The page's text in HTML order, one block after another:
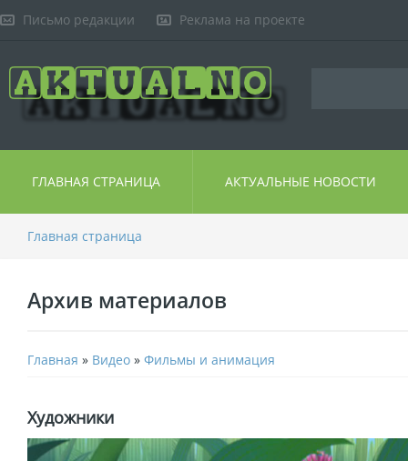
Письмо редакции Реклама на проекте
ГЛАВНАЯ СТРАНИЦА АКТУАЛЬНЫЕ НОВОСТИ
Главная страница
Архив материалов
Главная » Видео » Фильмы и анимация
Художники